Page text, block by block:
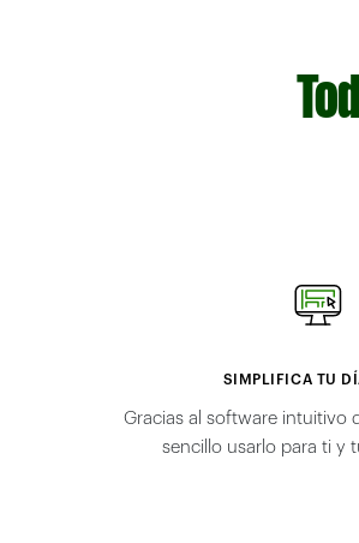
SIMPLIFICA TU
Gracias al software intuitivo
sencillo usarlo para ti y